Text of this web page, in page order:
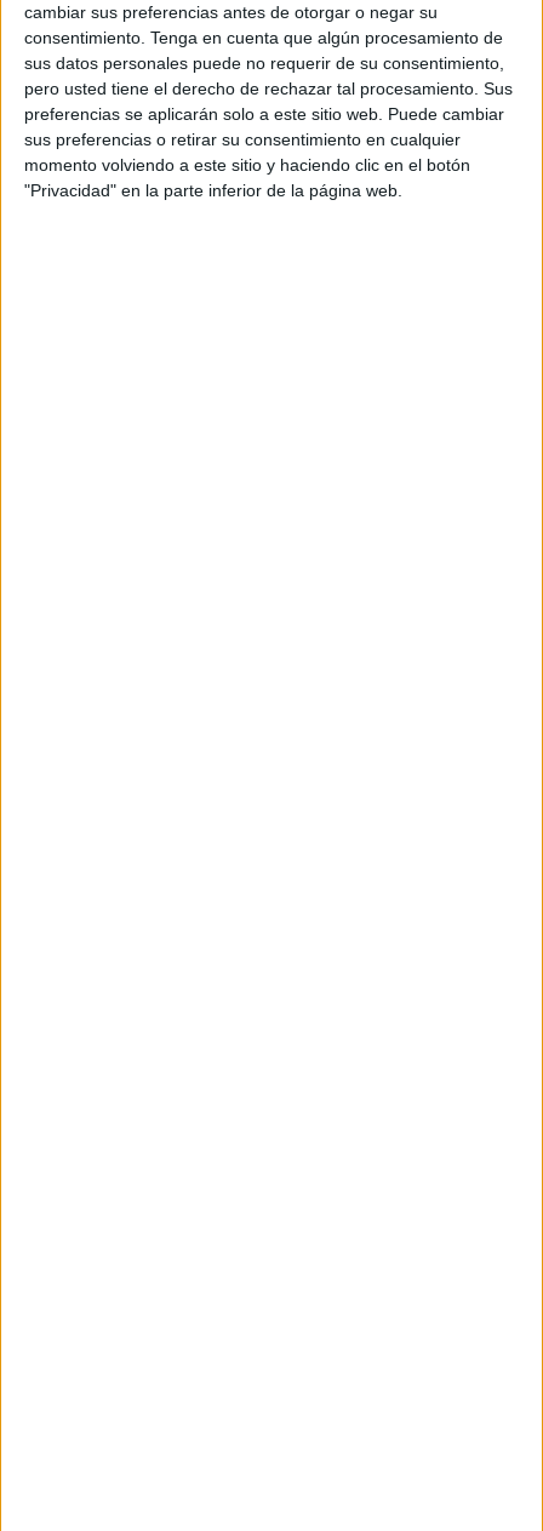
cambiar sus preferencias antes de otorgar o negar su
consentimiento. Tenga en cuenta que algún procesamiento de
sus datos personales puede no requerir de su consentimiento,
pero usted tiene el derecho de rechazar tal procesamiento. Sus
preferencias se aplicarán solo a este sitio web. Puede cambiar
sus preferencias o retirar su consentimiento en cualquier
momento volviendo a este sitio y haciendo clic en el botón
"Privacidad" en la parte inferior de la página web.